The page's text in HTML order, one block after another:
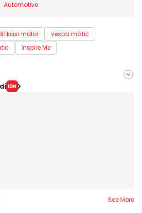
Automotive
motor
vespa matic
Inspire Me
See More